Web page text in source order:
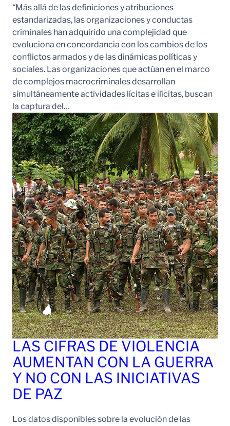
“Más allá de las definiciones y atribuciones
estandarizadas, las organizaciones y conductas
criminales han adquirido una complejidad que
evoluciona en concordancia con los cambios de los
conflictos armados y de las dinámicas políticas y
sociales. Las organizaciones que actúan en el marco
de complejos macrocriminales desarrollan
simultáneamente actividades lícitas e ilícitas, buscan
la captura del…
LAS CIFRAS DE VIOLENCIA
AUMENTAN CON LA GUERRA
Y NO CON LAS INICIATIVAS
DE PAZ
Los datos disponibles sobre la evolución de las